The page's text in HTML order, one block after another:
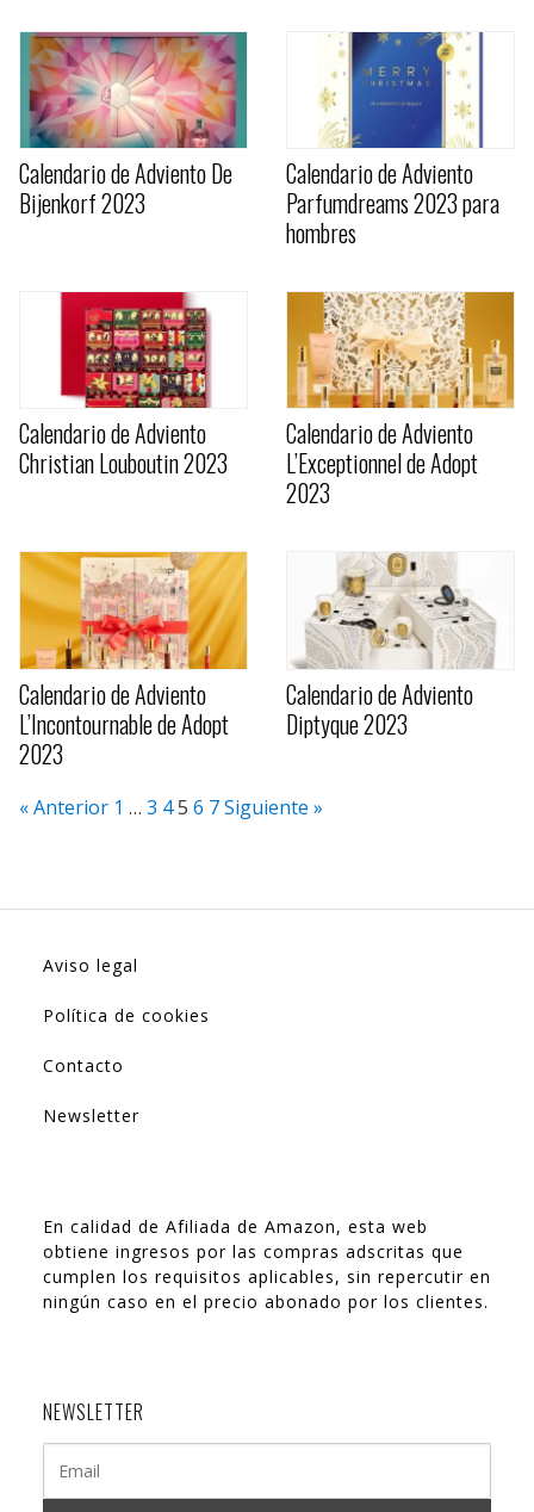
Calendario de Adviento De
Bijenkorf 2023
Calendario de Adviento
Parfumdreams 2023 para
hombres
Calendario de Adviento
Christian Louboutin 2023
Calendario de Adviento
L’Exceptionnel de Adopt
2023
Calendario de Adviento
L’Incontournable de Adopt
2023
Calendario de Adviento
Diptyque 2023
« Anterior 1 … 3 45 6 7Siguiente »
Aviso legal
Política de cookies
Contacto
Newsletter
En calidad de Afiliada de Amazon, esta web
obtiene ingresos por las compras adscritas que
cumplen los requisitos aplicables, sin repercutir en
ningún caso en el precio abonado por los clientes.
NEWSLETTER